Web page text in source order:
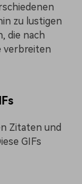
zu lustigen
die nach
verbreiten
Zitaten und
GIFs